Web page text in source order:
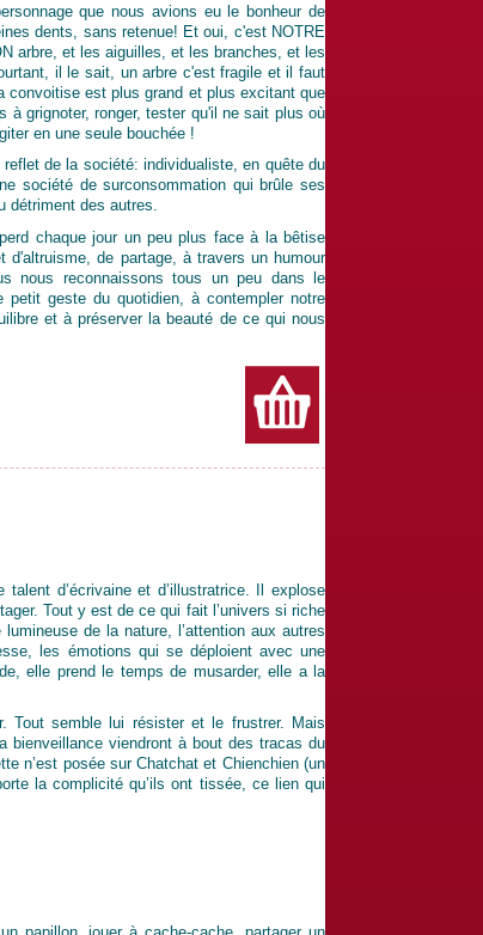
que nous avions eu le bonheur de
dents, sans retenue! Et oui, c'est NOTRE
arbre, et les aiguilles, et les branches, et les
il le sait, un arbre c'est fragile et il faut
convoitise est plus grand et plus excitant que
grignoter, ronger, tester qu'il ne sait plus où
en une seule bouchée !
de la société: individualiste, en quête du
société de surconsommation qui brûle ses
détriment des autres.
chaque jour un peu plus face à la bêtise
de partage, à travers un humour
nous reconnaissons tous un peu dans le
geste du quotidien, à contempler notre
et à préserver la beauté de ce qui nous
d’écrivaine et d’illustratrice. Il explose
Tout y est de ce qui fait l’univers si riche
de la nature, l’attention aux autres
les émotions qui se déploient avec une
elle prend le temps de musarder, elle a la
Tout semble lui résister et le frustrer. Mais
viendront à bout des tracas du
n’est posée sur Chatchat et Chienchien (un
la complicité qu’ils ont tissée, ce lien qui